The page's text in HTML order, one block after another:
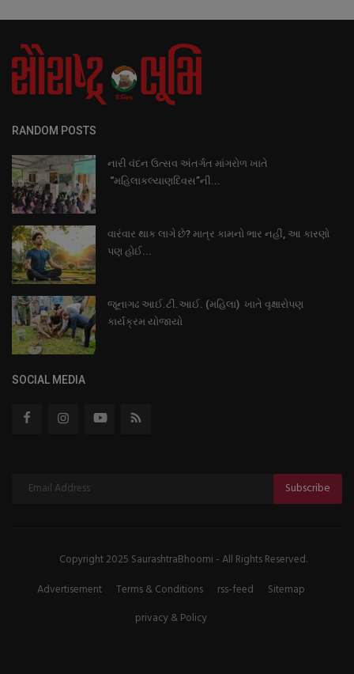
RANDOM POSTS
નારી વંદન ઉત્સવ અંતર્ગત માંગરોળ ખાતે
“મહિલાકલ્યાણદિવસ”ની...
વારંવાર થાક લાગે છે? માત્ર કામનો ભાર નહીં, આ કારણો
પણ હોઈ...
જૂનાગઢ આઈ.ટી.આઈ. (મહિલા) ખાતે વૃક્ષારોપણ
કાર્યક્રમ યોજાયો
SOCIAL MEDIA
Subscribe
Copyright 2025 SaurashtraBhoomi - All Rights Reserved.
Advertisement
Terms & Conditions rss-feed
Sitemap
privacy & Policy